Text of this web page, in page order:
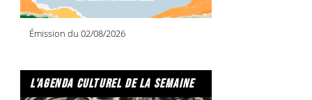
Émission du 02/08/2026
l'agenda culturel de la semaine